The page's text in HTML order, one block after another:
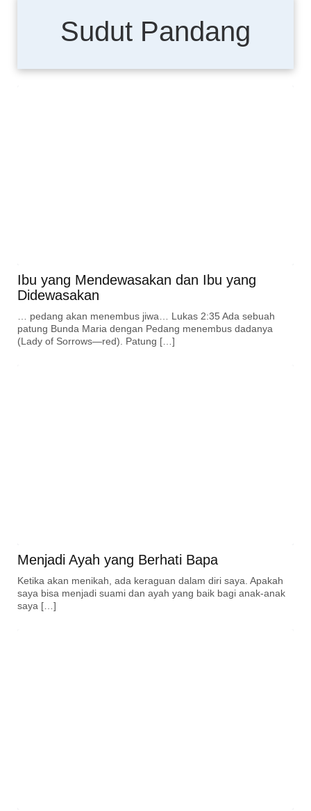
Sudut Pandang
Ibu yang Mendewasakan dan Ibu yang
Didewasakan
… pedang akan menembus jiwa… Lukas 2:35 Ada sebuah
patung Bunda Maria dengan Pedang menembus dadanya
(Lady of Sorrows—red). Patung […]
Menjadi Ayah yang Berhati Bapa
Ketika akan menikah, ada keraguan dalam diri saya. Apakah
saya bisa menjadi suami dan ayah yang baik bagi anak-anak
saya […]